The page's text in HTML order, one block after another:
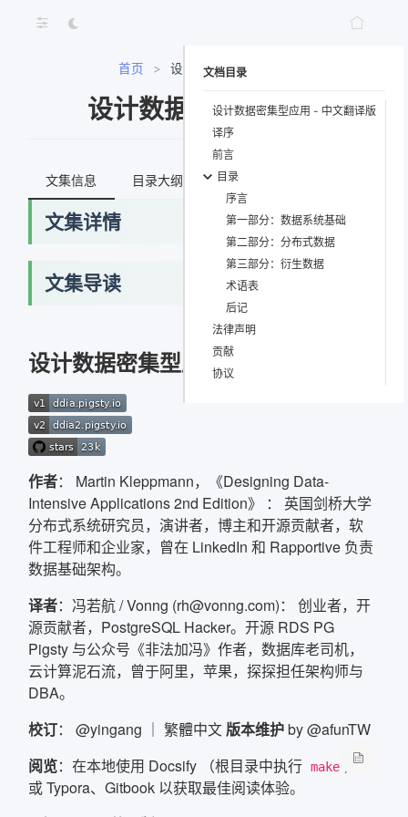
首页 > 设计数据密集型应用
设计数据密集型应用
文集信息 目录大纲 最新文档
文集详情
文集导读
设计数据密集型应用 - 中文翻译版
作者： Martin Kleppmann，
《Designing Data-
Intensive Applications 2nd Edition》
： 英国剑桥大学
分布式系统研究员，演讲者，博主和开源贡献者，软
件工程师和企业家，曾在 LinkedIn 和 Rapportive 负责
数据基础架构。
译者： 冯若航/Vonng (rh@vonng.com)： 创业者， 开
源贡献者，PostgreSQL Hacker。开源 RDS PG
Pigsty与公众号《非法加冯》作者， 数据库老司机，
云计算泥石流，曾于阿里，苹果，探探担任架构师与
DBA。
校订： @yingang ｜ 繁體中文 版本维护by@afunTW
阅览：在本地使用 Docsify（根目录中执行 make
）
或Typora、 Gitbook以获取最佳阅读体验。
文档目录
设计数据密集型应用 - 中文翻译版
译序
前言
目录
序言
第一部分：数据系统基础
第二部分：分布式数据
第三部分：衍生数据
术语表
后记
法律声明
贡献
协议
获取最新文档失败，请稍后重试
复制弹框内信息